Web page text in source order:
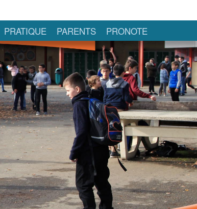
PRATIQUE PARENTS PRONOTE